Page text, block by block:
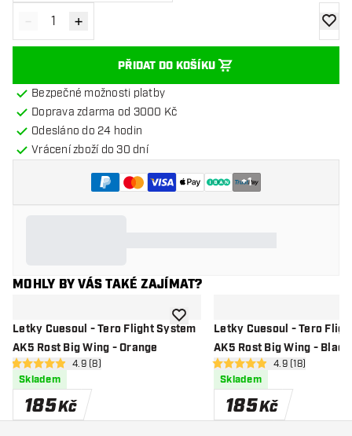
Snížit množství
- Zvýšit množství
+
PŘIDAT DO KOŠÍKU
Bezpečné možnosti platby
Doprava zdarma od 3000 Kč
Odesláno do 24 hodin
Vrácení zboží do 30 dní
+1
MOHLY BY VÁS TAKÉ ZAJÍMAT?
Letky Cuesoul - Tero Flight System
AK5 Rost Big Wing - Orange
otevřít panel recenzí
4.9 hodnoticí hvězdičky
4.9 (8)
Skladem
185Kč
Přidat do seznamu přání
Letky Cuesoul - Tero
AK5 Rost Big Wing - Black
otevřít panel
4.9 hodnoticí hvězdičky
4.9 (18)
Skladem
185Kč